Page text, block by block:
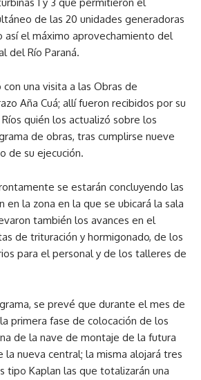
de las 20 unidades generadoras
así el máximo aprovechamiento del
del Río Paraná.
una visita a las Obras de
Aña Cuá; allí fueron recibidos por su
quién los actualizó sobre los
de obras, tras cumplirse nueve
de su ejecución.
se estarán concluyendo las
en la zona en la que se ubicará la sala
también los avances en el
de trituración y hormigonado, de los
para el personal y de los talleres de
se prevé que durante el mes de
primera fase de colocación de los
de la nave de montaje de la futura
la nueva central; la misma alojará tres
tipo Kaplan las que totalizarán una